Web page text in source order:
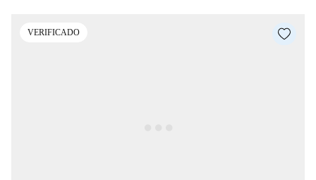
VERIFICADO